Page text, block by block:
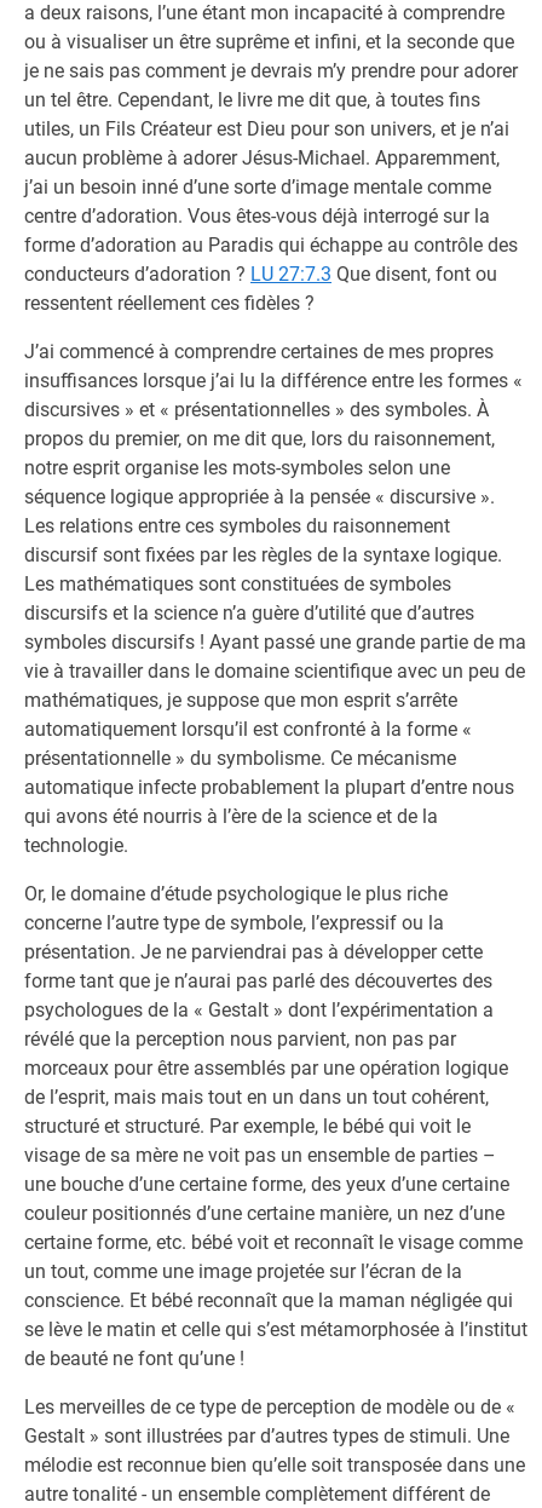
a deux raisons, l’une étant mon incapacité à comprendre
ou à visualiser un être suprême et infini, et la seconde que
je ne sais pas comment je devrais m’y prendre pour adorer
un tel être. Cependant, le livre me dit que, à toutes fins
utiles, un Fils Créateur est Dieu pour son univers, et je n’ai
aucun problème à adorer Jésus-Michael. Apparemment,
j’ai un besoin inné d’une sorte d’image mentale comme
centre d’adoration. Vous êtes-vous déjà interrogé sur la
forme d’adoration au Paradis qui échappe au contrôle des
conducteurs d’adoration ? LU 27:7.3 Que disent, font ou
ressentent réellement ces fidèles ?
J’ai commencé à comprendre certaines de mes propres
insuffisances lorsque j’ai lu la différence entre les formes «
discursives » et « présentationnelles » des symboles. À
propos du premier, on me dit que, lors du raisonnement,
notre esprit organise les mots-symboles selon une
séquence logique appropriée à la pensée « discursive ».
Les relations entre ces symboles du raisonnement
discursif sont fixées par les règles de la syntaxe logique.
Les mathématiques sont constituées de symboles
discursifs et la science n’a guère d’utilité que d’autres
symboles discursifs ! Ayant passé une grande partie de ma
vie à travailler dans le domaine scientifique avec un peu de
mathématiques, je suppose que mon esprit s’arrête
automatiquement lorsqu’il est confronté à la forme «
présentationnelle » du symbolisme. Ce mécanisme
automatique infecte probablement la plupart d’entre nous
qui avons été nourris à l’ère de la science et de la
technologie.
Or, le domaine d’étude psychologique le plus riche
concerne l’autre type de symbole, l’expressif ou la
présentation. Je ne parviendrai pas à développer cette
forme tant que je n’aurai pas parlé des découvertes des
psychologues de la « Gestalt » dont l’expérimentation a
révélé que la perception nous parvient, non pas par
morceaux pour être assemblés par une opération logique
de l’esprit, mais mais tout en un dans un tout cohérent,
structuré et structuré. Par exemple, le bébé qui voit le
visage de sa mère ne voit pas un ensemble de parties –
une bouche d’une certaine forme, des yeux d’une certaine
couleur positionnés d’une certaine manière, un nez d’une
certaine forme, etc. bébé voit et reconnaît le visage comme
un tout, comme une image projetée sur l’écran de la
conscience. Et bébé reconnaît que la maman négligée qui
se lève le matin et celle qui s’est métamorphosée à l’institut
de beauté ne font qu’une !
Les merveilles de ce type de perception de modèle ou de «
Gestalt » sont illustrées par d’autres types de stimuli. Une
mélodie est reconnue bien qu’elle soit transposée dans une
autre tonalité - un ensemble complètement différent de